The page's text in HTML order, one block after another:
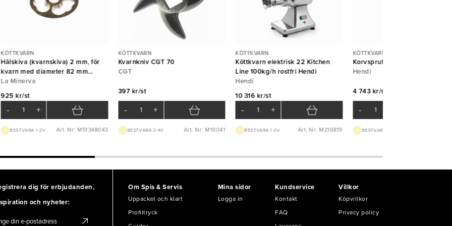
KÖTTKVARN
Hålskiva (kvarnskiva) 2 mm, för
kvarn med diameter 82 mm
Unger S3/S5, La Minerva
La Minerva
925 kr/st
- +
BEST.VARA 1-2V Art. Nr: M51348043
KÖTTKVARN
Kvarnkniv CGT 70
CGT
397 kr/st
- +
BEST.VARA 2-4V Art. Nr: M10041
KÖTTKVARN
Köttkvarn elektrisk 22 Kitchen
Line 100kg/h rostfri Hendi
Hendi
10 316 kr/st
- +
BEST.VARA 1-2V Art. Nr: M210819
KÖTTKVARN
Korvspruta Profi Line 10L Hendi
Hendi
4 743 kr/st
-
BEST.VARA 1-2V
dig för erbjudanden,
och nyheter:
Om Spis & Servis
Uppackat och klart
Profiltryck
Mina sidor
Logga in
Kundservice
Kontakt
FAQ
Villkor
Köpvillkor
Privacy policy